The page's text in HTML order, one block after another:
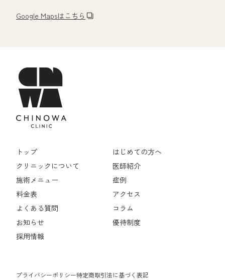
Google Mapsはこちら
トップ
はじめての方へ
クリニックについて
医師紹介
施術メニュー
症例
料金表
アクセス
よくある質問
コラム
お知らせ
優待制度
採用情報
プライバシーポリシー特定商取引法に基づく表記